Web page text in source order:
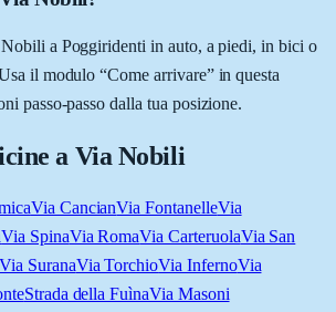
a Poggiridenti in auto, a piedi, in bici o
il modulo “Come arrivare” in questa
passo-passo dalla tua posizione.
a Via Nobili
Via CancianVia FontanelleVia
Via SpinaVia RomaVia CarteruolaVia San
Via SuranaVia TorchioVia InfernoVia
Strada della FuìnaVia Masoni